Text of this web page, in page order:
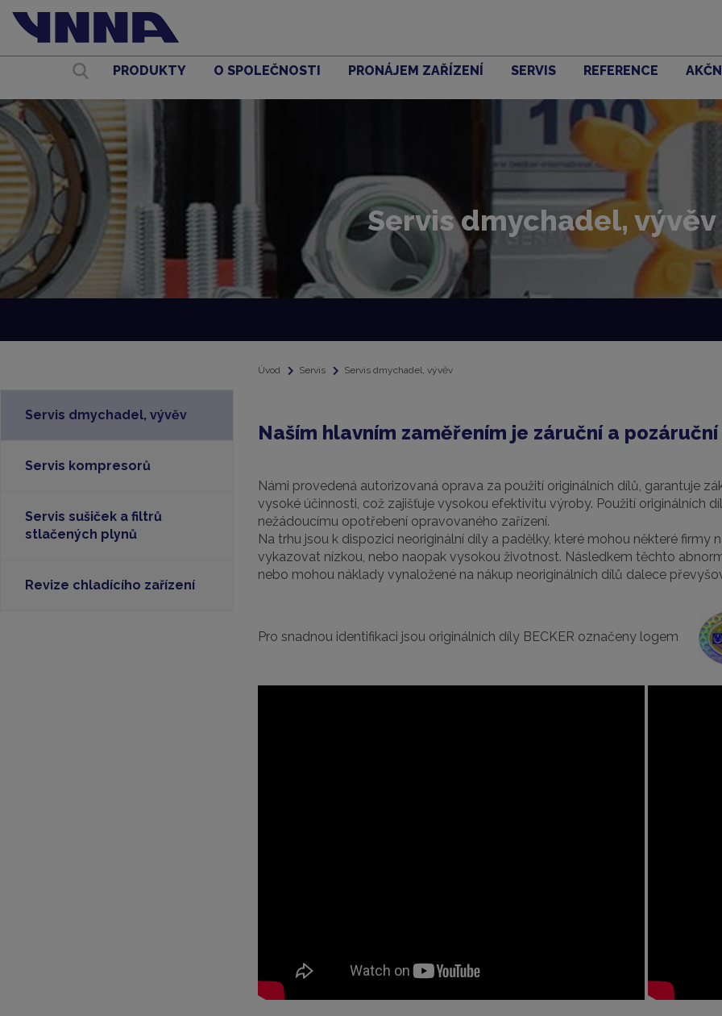
PRODUKTY O SPOLEČNOSTI PRONÁJEM ZAŘÍZENÍ SERVIS REFERENCE
Servis dmychadel, vývěv
Úvod Servis Servis dmychadel, vývěv
Naším hlavním zaměřením je záruční a
Námi provedená autorizovaná oprava za použití originálních dílů, garantuje
vysoké účinnosti, což zajišťuje vysokou efektivitu výroby. Použití originálních
nežádoucímu opotřebení opravovaného zařízení.
Na trhu jsou k dispozici neoriginální díly a padělky, které mohou některé
vykazovat nízkou, nebo naopak vysokou životnost. Následkem těchto
nebo mohou náklady vynaložené na nákup neoriginálních dílů dalece
Pro snadnou identifikaci jsou originálních díly BECKER označeny logem
Servis dmychadel, vývěv
Servis kompresorů
Servis sušiček a filtrů
stlačených plynů
Revize chladícího zařízení